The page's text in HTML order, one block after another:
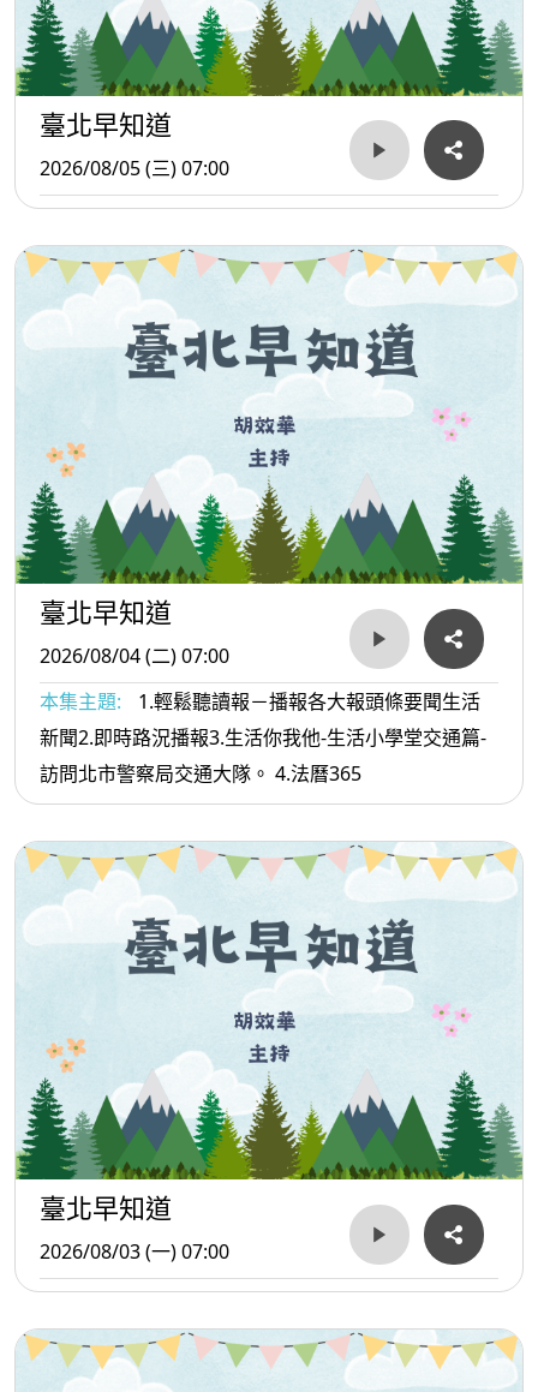
臺北早知道
2026/08/05 (三) 07:00
臺北早知道
2026/08/04 (二) 07:00
本集主題:
1.輕鬆聽讀報－播報各大報頭條要聞生活
新聞2.即時路況播報3.生活你我他-生活小學堂交通篇-
訪問北市警察局交通大隊。 4.法曆365
臺北早知道
2026/08/03 (一) 07:00